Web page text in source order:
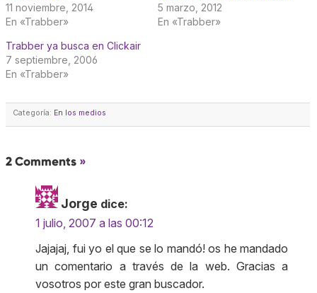
11 noviembre, 2014
En «Trabber»
5 marzo, 2012
En «Trabber»
Trabber ya busca en Clickair
7 septiembre, 2006
En «Trabber»
Categoría: En los medios
2 Comments »
Jorge dice:
1 julio, 2007 a las 00:12
Jajajaj, fui yo el que se lo mandó! os he mandado
un comentario a través de la web. Gracias a
vosotros por este gran buscador.